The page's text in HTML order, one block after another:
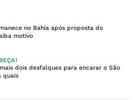
no Bahia após proposta do
motivo
dois desfalques para encarar o São
quais